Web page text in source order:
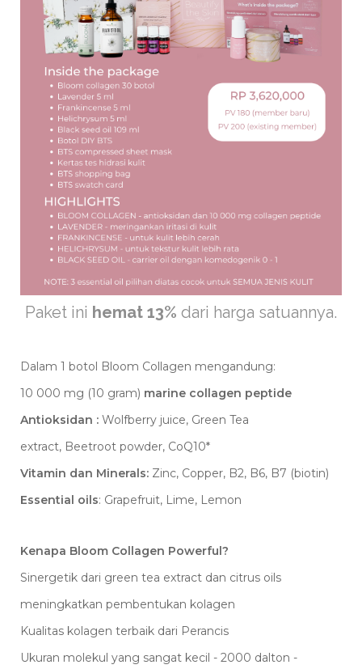
Paket ini hemat 13% dari harga satuannya.
Dalam 1 botol Bloom Collagen mengandung:
10 000 mg (10 gram) marine collagen peptide
Antioksidan : Wolfberry juice, Green Tea
extract, Beetroot powder, CoQ10*
Vitamin dan Minerals: Zinc, Copper, B2, B6, B7 (biotin)
Essential oils: Grapefruit, Lime, Lemon
Kenapa Bloom Collagen Powerful?
Sinergetik dari green tea extract dan citrus oils
meningkatkan pembentukan kolagen
Kualitas kolagen terbaik dari Perancis
Ukuran molekul yang sangat kecil - 2000 dalton -